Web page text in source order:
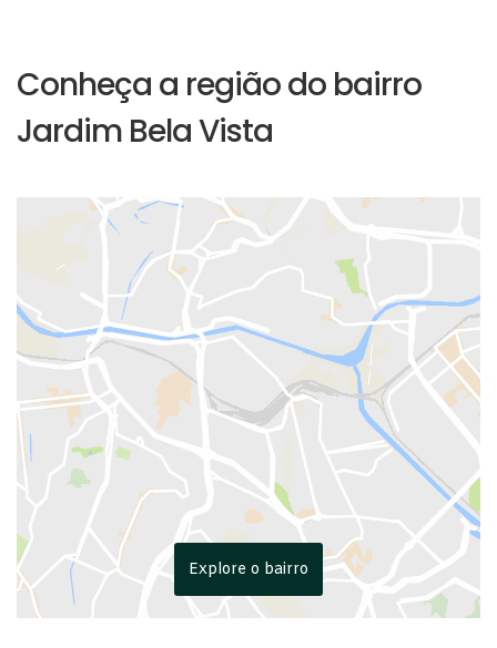
Conheça a região do bairro
Jardim Bela Vista
Explore o bairro